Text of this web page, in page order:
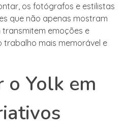
os fotógrafos e estilistas
que não apenas mostram
emoções e
trabalho mais memorável e
o Yolk em